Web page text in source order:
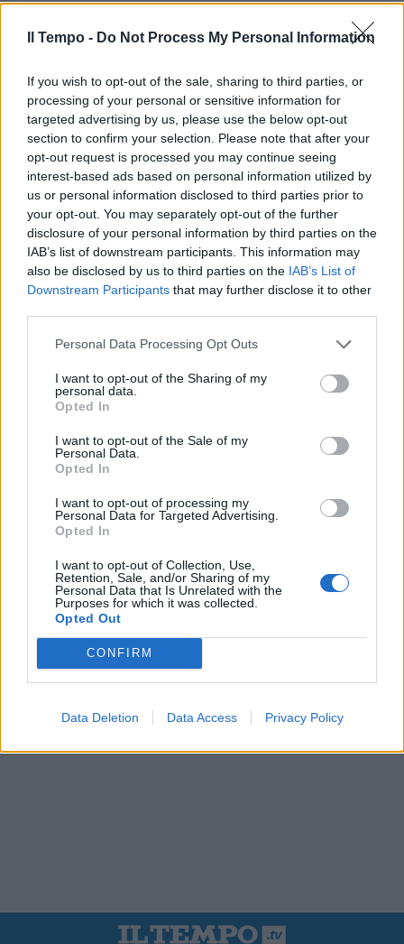
Il Tempo - Do Not Process My Personal Information
If you wish to opt-out of the sale, sharing to third parties, or
processing of your personal or sensitive information for
targeted advertising by us, please use the below opt-out
section to confirm your selection. Please note that after your
opt-out request is processed you may continue seeing
interest-based ads based on personal information utilized by
us or personal information disclosed to third parties prior to
your opt-out. You may separately opt-out of the further
disclosure of your personal information by third parties on the
IAB’s list of downstream participants. This information may
also be disclosed by us to third parties on the IAB’s List of
Downstream Participants that may further disclose it to other
Personal Data Processing Opt Outs
I want to opt-out of the Sharing of my
personal data.
Opted In
I want to opt-out of the Sale of my
Personal Data.
Opted In
I want to opt-out of processing my
Personal Data for Targeted Advertising.
Opted In
I want to opt-out of Collection, Use,
Retention, Sale, and/or Sharing of my
Personal Data that Is Unrelated with the
Purposes for which it was collected.
Opted Out
CONFIRM
Data Deletion Data Access Privacy Policy
In evidenza